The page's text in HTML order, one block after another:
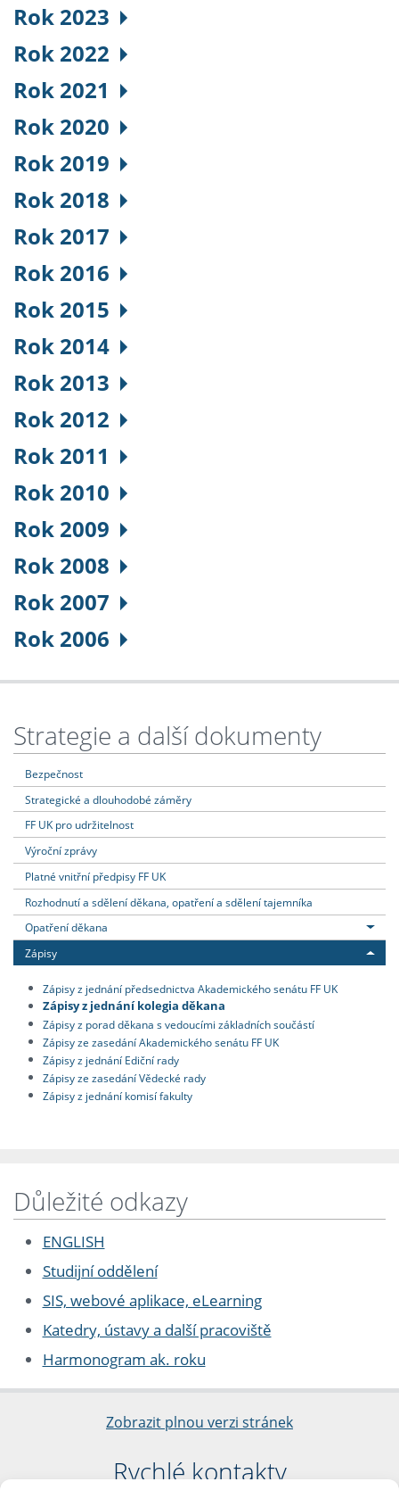
Rok 2023
Rok 2022
Rok 2021
Rok 2020
Rok 2019
Rok 2018
Rok 2017
Rok 2016
Rok 2015
Rok 2014
Rok 2013
Rok 2012
Rok 2011
Rok 2010
Rok 2009
Rok 2008
Rok 2007
Rok 2006
Strategie a další dokumenty
Bezpečnost
Strategické a dlouhodobé záměry
FF UK pro udržitelnost
Výroční zprávy
Platné vnitřní předpisy FF UK
Rozhodnutí a sdělení děkana, opatření a sdělení tajemníka
Opatření děkana
Zápisy
Zápisy z jednání předsednictva Akademického senátu FF UK
Zápisy z jednání kolegia děkana
Zápisy z porad děkana s vedoucími základních součástí
Zápisy ze zasedání Akademického senátu FF UK
Zápisy z jednání Ediční rady
Zápisy ze zasedání Vědecké rady
Zápisy z jednání komisí fakulty
Důležité odkazy
ENGLISH
Studijní oddělení
SIS, webové aplikace, eLearning
Katedry, ústavy a další pracoviště
Harmonogram ak. roku
Zobrazit plnou verzi stránek
Rychlé kontakty